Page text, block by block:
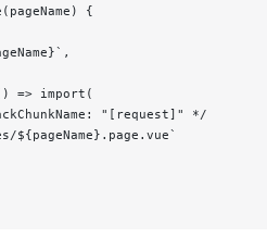
{
=> import(
"[request]" */
${pageName}.page.vue`